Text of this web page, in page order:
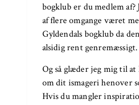
bogklub er du medlem af?
af flere omgange været
Gyldendals bogklub da
alsidig rent genremæssigt.
Og så glæder jeg mig til at
om dit ismageri henover
Hvis du mangler